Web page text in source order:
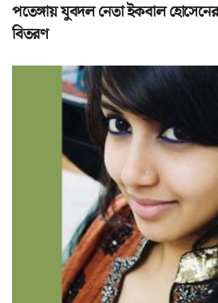
পতেঙ্গায় যুবদল নেতা ইকবাল
বিতরণ